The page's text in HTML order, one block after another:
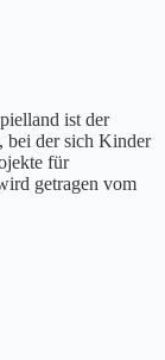
ist der
bei der sich Kinder
für
getragen vom